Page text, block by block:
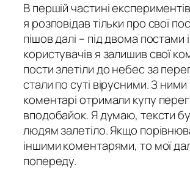
В першій частині
я розповідав тільки про свої
пішов далі – під двома постами
користувачів я залишив свої
пости злетіли до небес за
стали по суті вірусними. З ними
коментарі отримали купу
вподобайок. Я думаю, тексти
людям залетіло. Якщо
іншими коментарями, то мої
попереду.